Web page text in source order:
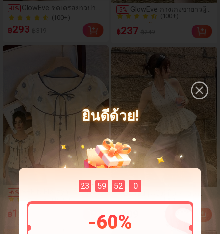
ยินดีด้วย!
23 : 59 : 48 . 8
-60%
-8% GlowEve ชุดเดรสยาวปาน
กลางทรงเอ คอปกกลม
แขนสั้น ผูกโบว์ใหญ่ สไตล์
เก๋ไก๋ สำหรับใส่ทำงาน มี
เข็มขัดรัดเอว สง่างาม คอล
เลกชันฤดูใบไม้ผลิ/ฤดูร้อน
(100+)
฿293
-6%
SHEIN Elenzya เสื้อเบลาส์
แขนพัฟแต่งระบายสีพื้น
สีน้ำเงินสำหรับผู้หญิง, เสื้อ
ครอปเข้ารูปผูกโบว์คอวีตัด
กันสำหรับฤดูร้อน
500+ ขายแล้ว
500+ ขายแล้ว
฿196
-5% GlowEve กางเกงขายาวผู้
หญิงลายทาง ลำลอง
อเนกประสงค์ สำหรับใส่ทุก
วันและเดินทาง
100+ ขายแล้ว
100+ ขายแล้ว
฿237
เสื้อครอปผู้หญิงสีพื้น ลายจุด
ดีไซน์ฤดูร้อน คอคล้องคอ เปิด
หลัง ชายระบาย รัดเอว แขนกุด
สีขาว สไตล์ Vacationcore
100+ ขายแล้ว
฿209